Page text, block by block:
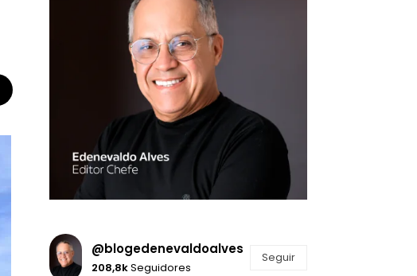
@blogedenevaldoalves
208,8kSeguidores
Seguir